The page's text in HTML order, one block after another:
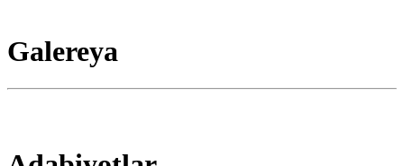
Galereya